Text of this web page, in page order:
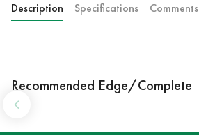
Description Specifications Comments
Recommended Edge/Complete